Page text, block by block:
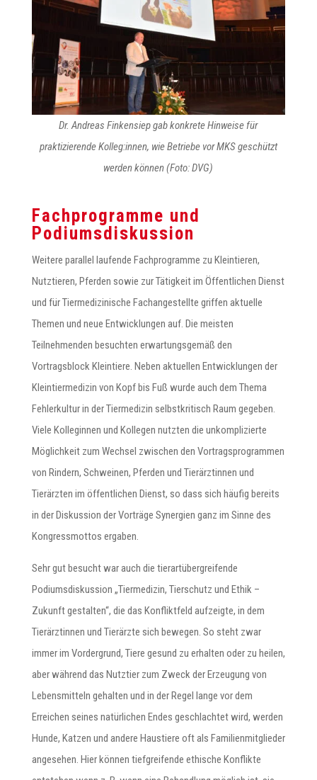
Dr. Andreas Finkensiep gab konkrete Hinweise für
praktizierende Kolleg:innen, wie Betriebe vor MKS geschützt
werden können (Foto: DVG)
Fachprogramme und
Podiumsdiskussion
Weitere parallel laufende Fachprogramme zu Kleintieren,
Nutztieren, Pferden sowie zur Tätigkeit im Öffentlichen Dienst
und für Tiermedizinische Fachangestellte griffen aktuelle
Themen und neue Entwicklungen auf. Die meisten
Teilnehmenden besuchten erwartungsgemäß den
Vortragsblock Kleintiere. Neben aktuellen Entwicklungen der
Kleintiermedizin von Kopf bis Fuß wurde auch dem Thema
Fehlerkultur in der Tiermedizin selbstkritisch Raum gegeben.
Viele Kolleginnen und Kollegen nutzten die unkomplizierte
Möglichkeit zum Wechsel zwischen den Vortragsprogrammen
von Rindern, Schweinen, Pferden und Tierärztinnen und
Tierärzten im öffentlichen Dienst, so dass sich häufig bereits
in der Diskussion der Vorträge Synergien ganz im Sinne des
Kongressmottos ergaben.
Sehr gut besucht war auch die tierartübergreifende
Podiumsdiskussion „Tiermedizin, Tierschutz und Ethik –
Zukunft gestalten“, die das Konfliktfeld aufzeigte, in dem
Tierärztinnen und Tierärzte sich bewegen. So steht zwar
immer im Vordergrund, Tiere gesund zu erhalten oder zu heilen,
aber während das Nutztier zum Zweck der Erzeugung von
Lebensmitteln gehalten und in der Regel lange vor dem
Erreichen seines natürlichen Endes geschlachtet wird, werden
Hunde, Katzen und andere Haustiere oft als Familienmitglieder
angesehen. Hier können tiefgreifende ethische Konflikte